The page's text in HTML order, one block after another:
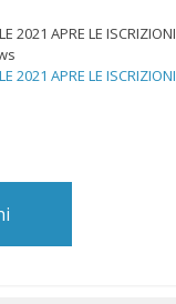
2021 APRE LE ISCRIZIONI
2021 APRE LE ISCRIZIONI